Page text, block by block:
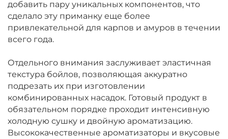
добавить пару уникальных компонентов, что
сделало эту приманку еще более
привлекательной для карпов и амуров в течении
всего года.
Отдельного внимания заслуживает эластичная
текстура бойлов, позволяющая аккуратно
подрезать их при изготовлении
комбинированных насадок. Готовый продукт в
обязательном порядке проходит интенсивную
холодную сушку и двойную ароматизацию.
Высококачественные ароматизаторы и вкусовые